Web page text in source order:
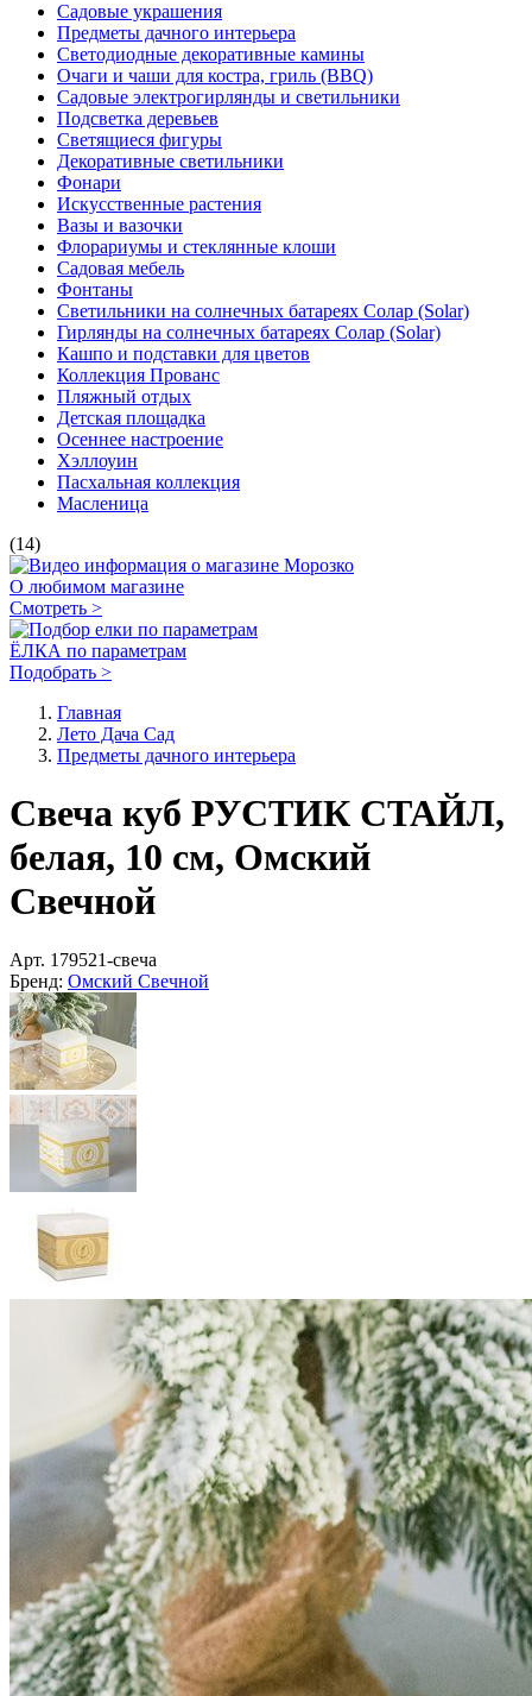
Садовые украшения
Предметы дачного интерьера
Светодиодные декоративные камины
Очаги и чаши для костра, гриль (BBQ)
Садовые электрогирлянды и светильники
Подсветка деревьев
Светящиеся фигуры
Декоративные светильники
Фонари
Искусственные растения
Вазы и вазочки
Флорариумы и стеклянные клоши
Садовая мебель
Фонтаны
Светильники на солнечных батареях Солар (Solar)
Гирлянды на солнечных батареях Солар (Solar)
Кашпо и подставки для цветов
Коллекция Прованс
Пляжный отдых
Детская площадка
Осеннее настроение
Хэллоуин
Пасхальная коллекция
Масленица
(14)
О любимом магазине
Смотреть >
ЁЛКА по параметрам
Подобрать >
Главная
Лето Дача Сад
Предметы дачного интерьера
Свеча куб РУСТИК СТАЙЛ,
белая, 10 см, Омский
Свечной
Арт. 179521-свеча
Бренд: Омский Свечной